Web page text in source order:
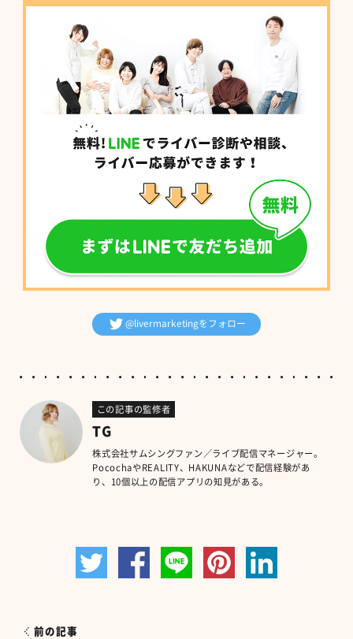
@livermarketingをフォロー
この記事の監修者
TG
株式会社サムシングファン／ライブ配信マネージャー。
PocochaやREALITY、HAKUNAなどで配信経験があ
り、10個以上の配信アプリの知見がある。
前の記事